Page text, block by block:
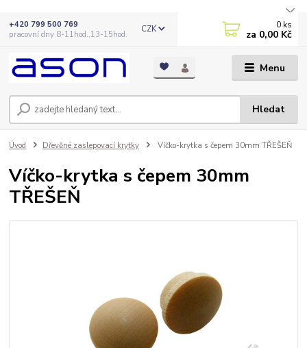
Menu
CZK
Hledat
+420 799 500 769
pracovní dny 8-11hod.,13-15hod.
0 ks
za 0,00 Kč
Úvod Dřevěné zaslepovací krytky Víčko-krytka s čepem 30mm TŘEŠEŇ
Víčko-krytka s čepem 30mm
TŘEŠEŇ